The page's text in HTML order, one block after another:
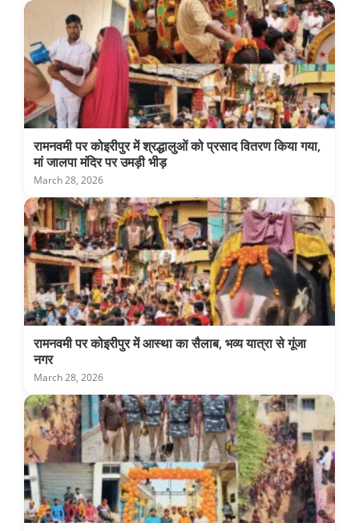
रामनवमी पर कोइरीपुर में श्रद्धालुओं को प्रसाद वितरण किया गया,
मां जालपा मंदिर पर उमड़ी भीड़
March 28, 2026
रामनवमी पर कोइरीपुर में आस्था का सैलाब, भव्य यात्रा से गूंजा
नगर
March 28, 2026